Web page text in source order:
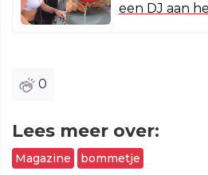
een DJ aan
0
Lees meer over:
Magazine bommetje